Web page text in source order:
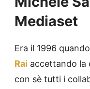
Mediaset
Era il 1996 quando
Rai accettando la
con sè tutti i